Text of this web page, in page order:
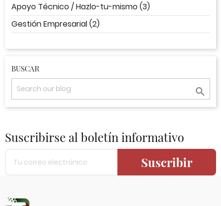
Apoyo Técnico / Hazlo-tu-mismo (3)
Gestión Empresarial (2)
BUSCAR

Suscribirse al boletín informativo
Suscribir